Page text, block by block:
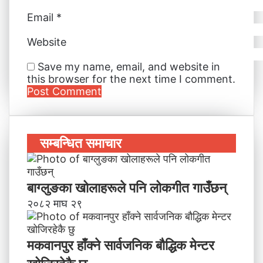
Email *
Website
Save my name, email, and website in
this browser for the next time I comment.
सम्बन्धित समाचार
बाग्लुङका खोलाहरूले पनि लोकगीत गाउँछन्
२०८२ माघ २९
मकवानपुर हाँक्ने सार्वजनिक बौद्धिक मेन्टर